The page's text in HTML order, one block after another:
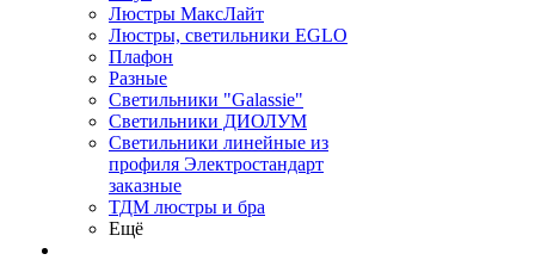
Люстры МаксЛайт
Люстры, светильники EGLO
Плафон
Разные
Светильники "Galassie"
Светильники ДИОЛУМ
Светильники линейные из
профиля Электростандарт
заказные
ТДМ люстры и бра
Ещё